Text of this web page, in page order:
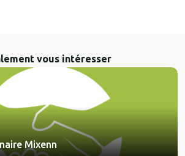
vous intéresser
Mixenn